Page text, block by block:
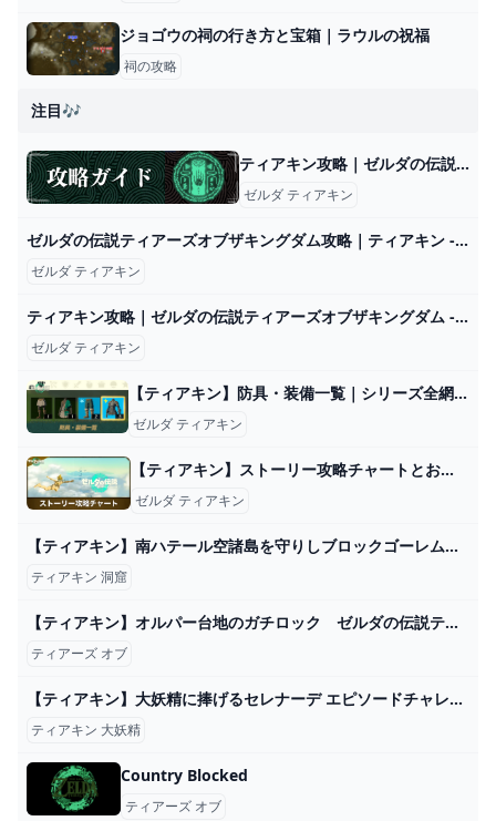
ジョゴウの祠の行き方と宝箱｜ラウルの祝福
祠の攻略
注目🎶
ティアキン攻略｜ゼルダの伝説ティアーズオブザキングダム - 神ゲー攻略
ゼルダ ティアキン
ゼルダの伝説ティアーズオブザキングダム攻略｜ティアキン - アルテマ
ゼルダ ティアキン
ティアキン攻略｜ゼルダの伝説ティアーズオブザキングダム - ゲームウィズ
ゼルダ ティアキン
【ティアキン】防具・装備一覧｜シリーズ全網羅【ゼルダの伝説ティアーズオブザキングダム】｜ゲームエイト
ゼルダ ティアキン
【ティアキン】ストーリー攻略チャートとおすすめ順番【ゼルダの伝説ティアーズオブザキングダム】 - アルテマ
ゼルダ ティアキン
【ティアキン】南ハテール空諸島を守りしブロックゴーレム ゼルダの伝説ティアーズオブザキングダム #ゼルダの伝説 #ティアキン #zelda - YouTube
ティアキン 洞窟
【ティアキン】オルパー台地のガチロック ゼルダの伝説ティアーズ オブザキングダム #ゼルダの伝説 #ティアキン #zelda #shorts - YouTube
ティアーズ オブ
【ティアキン】大妖精に捧げるセレナーデ エピソードチャレンジ - ゼルダの伝説 ティアーズオブザキングダム 攻略Wiki ティアキン ： ヘイグ攻略まとめWiki
ティアキン 大妖精
Country Blocked
ティアーズ オブ